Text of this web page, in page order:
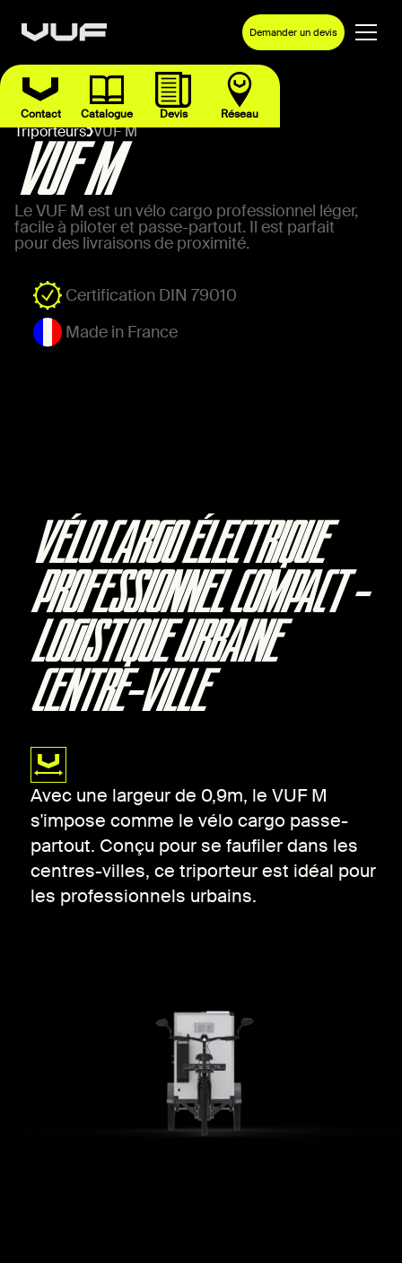
Demander un devis
Contact Catalogue Devis Réseau
Triporteurs VUF M
VUF M
Le VUF M est un vélo cargo professionnel léger,
facile à piloter et passe-partout. Il est parfait
pour des livraisons de proximité.
Certification DIN 79010
Made in France
VÉLO CARGO ÉLECTRIQUE
PROFESSIONNEL COMPACT –
LOGISTIQUE URBAINE
CENTRE-VILLE
Avec une largeur de 0,9m, le VUF M
s'impose comme le vélo cargo passe-
partout. Conçu pour se faufiler dans les
centres-villes, ce triporteur est idéal pour
les professionnels urbains.